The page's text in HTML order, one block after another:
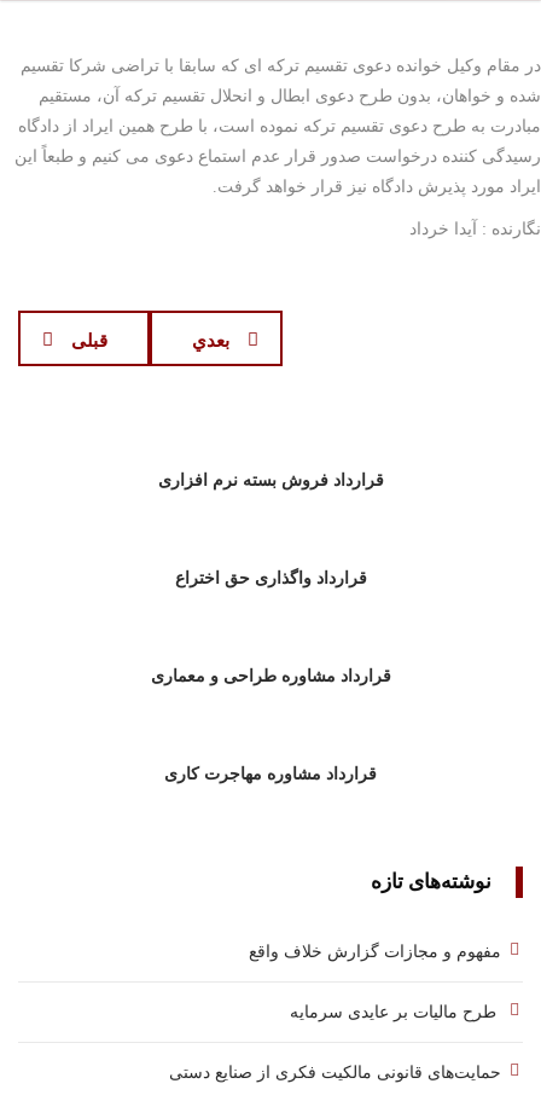
در مقام وکیل خوانده دعوی تقسیم ترکه ای که سابقا با تراضی شرکا تقسیم
شده و خواهان، بدون طرح دعوی ابطال و انحلال تقسیم ترکه آن، مستقیم
مبادرت به طرح دعوی تقسیم ترکه نموده است، با طرح همین ایراد از دادگاه
رسیدگی کننده درخواست صدور قرار عدم استماع دعوی می کنیم و طبعاً این
ایراد مورد پذیرش دادگاه نیز قرار خواهد گرفت.
نگارنده : آیدا خرداد
قبلی بعدي
قرارداد فروش بسته نرم افزاری
قرارداد واگذاری حق اختراع
قرارداد مشاوره طراحی و معماری
قرارداد مشاوره مهاجرت کاری
نوشته‌های تازه
مفهوم و مجازات گزارش خلاف واقع
طرح مالیات بر عایدی سرمایه
حمایت‌های قانونی مالکیت فکری از صنایع دستی